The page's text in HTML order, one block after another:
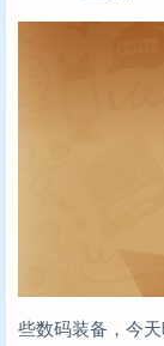
些数码装备，今